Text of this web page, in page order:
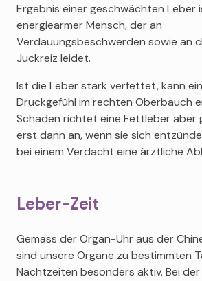
Ergebnis einer geschwächten Leber
energiearmer Mensch, der an
Verdauungsbeschwerden sowie an
Juckreiz leidet.
Ist die Leber stark verfettet, kann
Druckgefühl im rechten Oberbauch
Schaden richtet eine Fettleber aber
erst dann an, wenn sie sich
bei einem Verdacht eine ärztliche
Leber-Zeit
Gemäss der Organ-Uhr aus der
sind unsere Organe zu bestimmten
Nachtzeiten besonders aktiv. Bei